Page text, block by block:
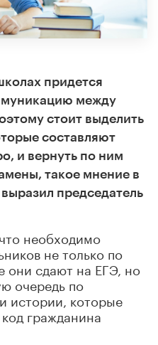
придется
между
стоит выделить
составляют
и вернуть по ним
такое мнение в
председатель
необходимо
не только по
они сдают на ЕГЭ, но
очередь по
истории, которые
гражданина